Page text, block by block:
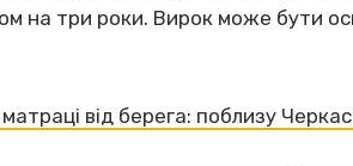
на три роки. Вирок може бути
від берега: поблизу